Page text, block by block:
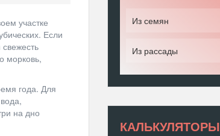
участке
Если
морковь,
года. Для
на дно
Из семян
Из рассады
КАЛЬКУЛЯТОРЫ